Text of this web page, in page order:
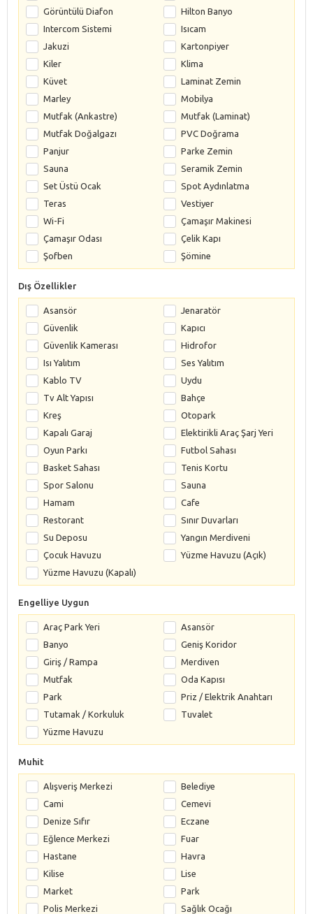
Görüntülü Diafon
Hilton Banyo
Intercom Sistemi
Isıcam
Jakuzi
Kartonpiyer
Kiler
Klima
Küvet
Laminat Zemin
Marley
Mobilya
Mutfak (Ankastre)
Mutfak (Laminat)
Mutfak Doğalgazı
PVC Doğrama
Panjur
Parke Zemin
Sauna
Seramik Zemin
Set Üstü Ocak
Spot Aydınlatma
Teras
Vestiyer
Wi-Fi
Çamaşır Makinesi
Çamaşır Odası
Çelik Kapı
Şofben
Şömine
Dış Özellikler
Asansör
Jenaratör
Güvenlik
Kapıcı
Güvenlik Kamerası
Hidrofor
Isı Yalıtım
Ses Yalıtım
Kablo TV
Uydu
Tv Alt Yapısı
Bahçe
Kreş
Otopark
Kapalı Garaj
Elektirikli Araç Şarj Yeri
Oyun Parkı
Futbol Sahası
Basket Sahası
Tenis Kortu
Spor Salonu
Sauna
Hamam
Cafe
Restorant
Sınır Duvarları
Su Deposu
Yangın Merdiveni
Çocuk Havuzu
Yüzme Havuzu (Açık)
Yüzme Havuzu (Kapalı)
Engelliye Uygun
Araç Park Yeri
Asansör
Banyo
Geniş Koridor
Giriş / Rampa
Merdiven
Mutfak
Oda Kapısı
Park
Priz / Elektrik Anahtarı
Tutamak / Korkuluk
Tuvalet
Yüzme Havuzu
Muhit
Alışveriş Merkezi
Belediye
Cami
Cemevi
Denize Sıfır
Eczane
Eğlence Merkezi
Fuar
Hastane
Havra
Kilise
Lise
Market
Park
Polis Merkezi
Sağlık Ocağı